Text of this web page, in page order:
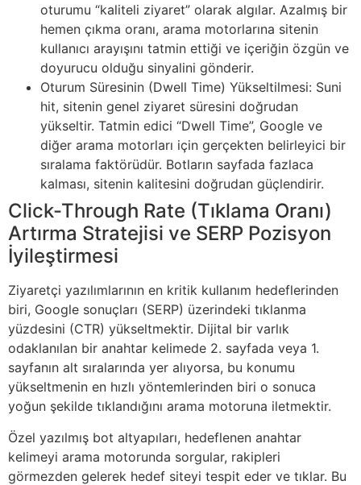
oturumu “kaliteli ziyaret” olarak algılar. Azalmış bir
hemen çıkma oranı, arama motorlarına sitenin
kullanıcı arayışını tatmin ettiği ve içeriğin özgün ve
doyurucu olduğu sinyalini gönderir.
Oturum Süresinin (Dwell Time) Yükseltilmesi: Suni
hit, sitenin genel ziyaret süresini doğrudan
yükseltir. Tatmin edici “Dwell Time”, Google ve
diğer arama motorları için gerçekten belirleyici bir
sıralama faktörüdür. Botların sayfada fazlaca
kalması, sitenin kalitesini doğrudan güçlendirir.
Click-Through Rate (Tıklama Oranı)
Artırma Stratejisi ve SERP Pozisyon
İyileştirmesi
Ziyaretçi yazılımlarının en kritik kullanım hedeflerinden
biri, Google sonuçları (SERP) üzerindeki tıklanma
yüzdesini (CTR) yükseltmektir. Dijital bir varlık
odaklanılan bir anahtar kelimede 2. sayfada veya 1.
sayfanın alt sıralarında yer alıyorsa, bu konumu
yükseltmenin en hızlı yöntemlerinden biri o sonuca
yoğun şekilde tıklandığını arama motoruna iletmektir.
Özel yazılmış bot altyapıları, hedeflenen anahtar
kelimeyi arama motorunda sorgular, rakipleri
görmezden gelerek hedef siteyi tespit eder ve tıklar. Bu